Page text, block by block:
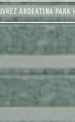
ARDEATINA PARK